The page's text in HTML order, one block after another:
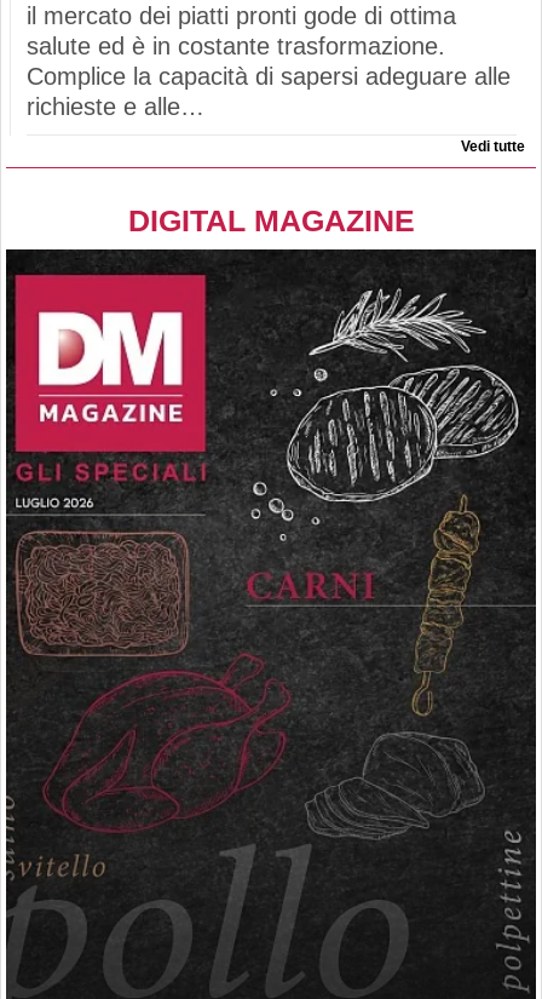
il mercato dei piatti pronti gode di ottima
salute ed è in costante trasformazione.
Complice la capacità di sapersi adeguare alle
richieste e alle…
Vedi tutte
DIGITAL MAGAZINE